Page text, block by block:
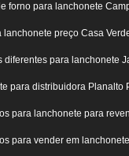
forno para lanchonete
preço Casa
diferentes para lanchonete
para distribuidora Planalto
para lanchonete para
para vender em